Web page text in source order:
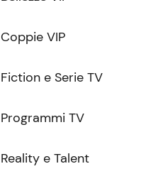
Coppie VIP
Fiction e Serie TV
Programmi TV
Reality e Talent